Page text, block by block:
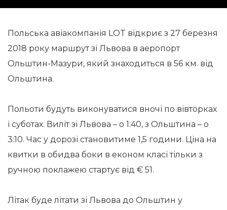
Польська авіакомпанія LOT відкриє з 27 березня
2018 року маршрут зі Львова в аеропорт
Ольштин-Мазури, який знаходиться в 56 км. від
Ольштина.
Польоти будуть виконуватися вночі по вівторках
і суботах. Виліт зі Львова – о 1:40, з Ольштина – о
3:10. Час у дорозі становитиме 1,5 години. Ціна на
квитки в обидва боки в економ класі тільки з
ручною поклажею стартує від € 51.
Літак буде літати зі Львова до Ольштин у